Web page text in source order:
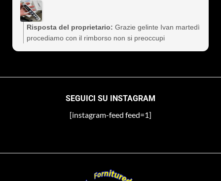
cliente a vita). Assolutamente consigliati
Risposta del proprietario: Grazie gelinte Ivan martedì
procediamo con il rimborso non si preoccupi
SEGUICI SU INSTAGRAM
[instagram-feed feed=1]